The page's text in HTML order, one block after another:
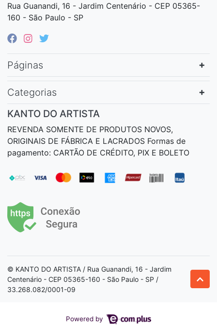
Rua Guanandi, 16 - Jardim Centenário - CEP 05365-
160 - São Paulo - SP
Páginas
Categorias
KANTO DO ARTISTA
REVENDA SOMENTE DE PRODUTOS NOVOS,
ORIGINAIS DE FÁBRICA E LACRADOS Formas de
pagamento: CARTÃO DE CRÉDITO, PIX E BOLETO
© KANTO DO ARTISTA / Rua Guanandi, 16 - Jardim
Centenário - CEP 05365-160 - São Paulo - SP /
33.268.082/0001-09
Powered by